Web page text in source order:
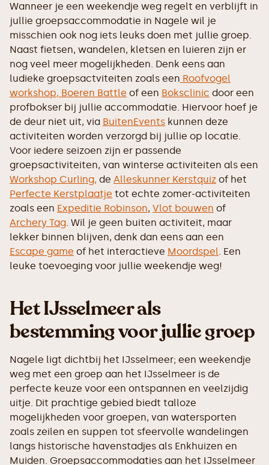
Wanneer je een weekendje weg regelt en verblijft in
jullie groepsaccommodatie in Nagele wil je
misschien ook nog iets leuks doen met jullie groep.
Naast fietsen, wandelen, kletsen en luieren zijn er
nog veel meer mogelijkheden. Denk eens aan
ludieke groepsactviteiten zoals een Roofvogel
workshop, Boeren Battle of een Boksclinic door een
profbokser bij jullie accommodatie. Hiervoor hoef je
de deur niet uit, via BuitenEvents kunnen deze
activiteiten worden verzorgd bij jullie op locatie.
Voor iedere seizoen zijn er passende
groepsactiviteiten, van winterse activiteiten als een
Workshop Curling, de Alleskunner Kerstquiz of het
Perfecte Kerstplaatje tot echte zomer-activiteiten
zoals een Expeditie Robinson, Vlot bouwen of
Archery Tag. Wil je geen buiten activiteit, maar
lekker binnen blijven, denk dan eens aan een
Escape game of het interactieve Moordspel. Een
leuke toevoeging voor jullie weekendje weg!
Het IJsselmeer als
bestemming voor jullie groep
Nagele ligt dichtbij het IJsselmeer; een weekendje
weg met een groep aan het IJsselmeer is de
perfecte keuze voor een ontspannen en veelzijdig
uitje. Dit prachtige gebied biedt talloze
mogelijkheden voor groepen, van watersporten
zoals zeilen en suppen tot sfeervolle wandelingen
langs historische havenstadjes als Enkhuizen en
Muiden. Groepsaccommodaties aan het IJsselmeer